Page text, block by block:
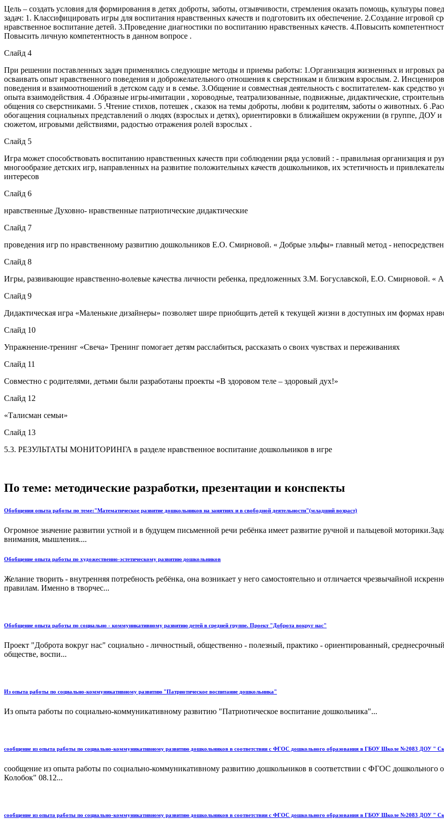
Цель – создать условия для формирования в детях доброты, заботы, отзывчивости, стремления оказать помощь, культуры
задач: 1. Классифицировать игры для воспитания нравственных качеств и подготовить их обеспечение. 2.Создание игровой
нравственное воспитание детей. 3.Проведение диагностики по воспитанию нравственных качеств. 4.Повысить
Повысить личную компетентность в данном вопросе .
Слайд 4
При решении поставленных задач применялись следующие методы и приемы работы: 1.Организация жизненных и игровых
осваивать опыт нравственного поведения и доброжелательного отношения к сверстникам и близким взрослым. 2.
поведения и взаимоотношений в детском саду и в семье. 3.Общение и совместная деятельность с воспитателем- как
опыта взаимодействия. 4 .Образные игры-имитации , хороводные, театрализованные, подвижные, дидактические,
общения со сверстниками. 5 .Чтение стихов, потешек , сказок на темы доброты, любви к родителям, заботы о животных. 6
обогащения социальных представлений о людях (взрослых и детях), ориентировки в ближайшем окружении (в группе,
сюжетом, игровыми действиями, радостью отражения ролей взрослых .
Слайд 5
Игра может способствовать воспитанию нравственных качеств при соблюдении ряда условий : - правильная организация и
многообразие детских игр, направленных на развитие положительных качеств дошкольников, их эстетичность и
интересов
Слайд 6
нравственные Духовно- нравственные патриотические дидактические
Слайд 7
проведения игр по нравственному развитию дошкольников Е.О. Смирновой. « Добрые эльфы» главный метод -
Слайд 8
Игры, развивающие нравственно-волевые качества личности ребенка, предложенных З.М. Богуславской, Е.О. Смирновой.
Слайд 9
Дидактическая игра «Маленькие дизайнеры» позволяет шире приобщить детей к текущей жизни в доступных им формах
Слайд 10
Упражнение-тренинг «Свеча» Тренинг помогает детям расслабиться, рассказать о своих чувствах и переживаниях
Слайд 11
Совместно с родителями, детьми были разработаны проекты «В здоровом теле – здоровый дух!»
Слайд 12
«Талисман семьи»
Слайд 13
5.3. РЕЗУЛЬТАТЫ МОНИТОРИНГА в разделе нравственное воспитание дошкольников в игре
По теме: методические разработки, презентации и конспекты
Обобщения опыта работы по теме:"Математическое развитие дошкольников на занятиях и в свободной деятельности"(младший возраст)
Огромное значение развитии устной и в будущем письменной речи ребёнка имеет развитие ручной и пальцевой
внимания, мышления....
Обобщение опыта работы по художественно-эстетическому развитию дошкольников
Желание творить - внутренняя потребность ребёнка, она возникает у него самостоятельно и отличается чрезвычайной
правилам. Именно в творчес...
Обобщение опыта работы по социально - коммуникативному развитию детей в средней группе. Проект "Доброта вокруг нас"
Проект "Доброта вокруг нас" социально - личностный, общественно - полезный, практико - ориентированный,
обществе, воспи...
Из опыта работы по социально-коммуникативному развитию "Патриотическое воспитание дошкольника"
Из опыта работы по социально-коммуникативному развитию "Патриотическое воспитание дошкольника"...
сообщение из опыта работы по социально-коммуникативному развитию дошкольников в соответствии с ФГОС дошкольного образования в ГБОУ Школе №2083 ДОУ "
сообщение из опыта работы по социально-коммуникативному развитию дошкольников в соответствии с ФГОС
Колобок" 08.12...
сообщение из опыта работы по социально-коммуникативному развитию дошкольников в соответствии с ФГОС дошкольного образования в ГБОУ Школе №2083 ДОУ "